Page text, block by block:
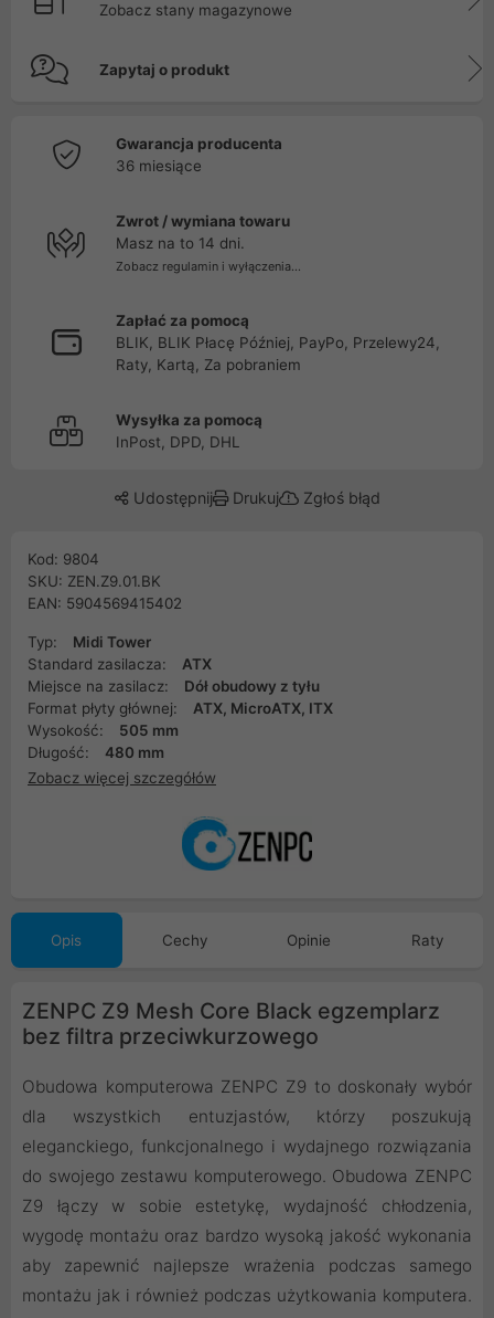
Zobacz stany magazynowe
Zapytaj o produkt
Gwarancja producenta
36 miesiące
Zwrot / wymiana towaru
Masz na to 14 dni.
Zobacz regulamin i wyłączenia...
Zapłać za pomocą
BLIK, BLIK Płacę Później, PayPo, Przelewy24,
Raty, Kartą, Za pobraniem
Wysyłka za pomocą
InPost, DPD, DHL
Udostępnij Drukuj Zgłoś błąd
Kod: 9804
SKU: ZEN.Z9.01.BK
EAN: 5904569415402
Typ:
Midi Tower
Standard zasilacza:
ATX
Miejsce na zasilacz:
Dół obudowy z tyłu
Format płyty głównej:
ATX, MicroATX, ITX
Wysokość:
505 mm
Długość:
480 mm
Zobacz więcej szczegółów
Opis Cechy Opinie Raty
ZENPC Z9 Mesh Core Black egzemplarz
bez filtra przeciwkurzowego
Obudowa komputerowa ZENPC Z9 to doskonały wybór
dla wszystkich entuzjastów, którzy poszukują
eleganckiego, funkcjonalnego i wydajnego rozwiązania
do swojego zestawu komputerowego. Obudowa ZENPC
Z9 łączy w sobie estetykę, wydajność chłodzenia,
wygodę montażu oraz bardzo wysoką jakość wykonania
aby zapewnić najlepsze wrażenia podczas samego
montażu jak i również podczas użytkowania komputera.